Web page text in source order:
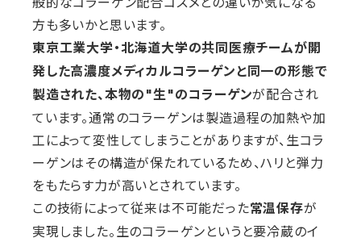
方も多いかと思います。
東京工業大学・北海道大学の共同医療チームが開
発した高濃度メディカルコラーゲンと同一の形態で
製造された、本物の"生"のコラーゲンが配合され
ています。通常のコラーゲンは製造過程の加熱や加
工によって変性してしまうことがありますが、生コラ
ーゲンはその構造が保たれているため、ハリと弾力
をもたらす力が高いとされています。
この技術によって従来は不可能だった常温保存が
実現しました。生のコラーゲンというと要冷蔵のイ